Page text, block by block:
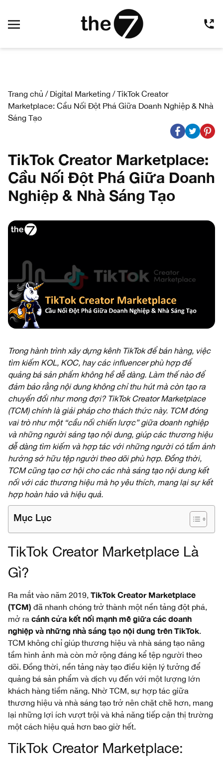
Trang chủ / Digital Marketing /TikTok Creator
Marketplace: Cầu Nối Đột Phá Giữa Doanh Nghiệp & Nhà
Sáng Tạo
TikTok Creator Marketplace:
Cầu Nối Đột Phá Giữa Doanh
Nghiệp & Nhà Sáng Tạo
Trong hành trình xây dựng kênh TikTok để bán hàng, việc
tìm kiếm KOL, KOC, hay các influencer phù hợp để
quảng bá sản phẩm không hề dễ dàng. Làm thế nào để
đảm bảo rằng nội dung không chỉ thu hút mà còn tạo ra
chuyển đổi như mong đợi? TikTok Creator Marketplace
(TCM) chính là giải pháp cho thách thức này. TCM đóng
vai trò như một “cầu nối chiến lược” giữa doanh nghiệp
và những người sáng tạo nội dung, giúp các thương hiệu
dễ dàng tìm kiếm và hợp tác với những người có tầm ảnh
hưởng sở hữu tệp người theo dõi phù hợp. Đồng thời,
TCM cũng tạo cơ hội cho các nhà sáng tạo nội dung kết
nối với các thương hiệu mà họ yêu thích, mang lại sự kết
hợp hoàn hảo và hiệu quả.
Mục Lục
TikTok Creator Marketplace Là
Gì?
Ra mắt vào năm 2019, TikTok Creator Marketplace
(TCM) đã nhanh chóng trở thành một nền tảng đột phá,
mở ra cánh cửa kết nối mạnh mẽ giữa các doanh
nghiệp và những nhà sáng tạo nội dung trên TikTok.
TCM không chỉ giúp thương hiệu và nhà sáng tạo nâng
tầm hình ảnh mà còn mở rộng đáng kể tệp người theo
dõi. Đồng thời, nền tảng này tạo điều kiện lý tưởng để
quảng bá sản phẩm và dịch vụ đến với một lượng lớn
khách hàng tiềm năng. Nhờ TCM, sự hợp tác giữa
thương hiệu và nhà sáng tạo trở nên chặt chẽ hơn, mang
lại những lợi ích vượt trội và khả năng tiếp cận thị trường
một cách hiệu quả hơn bao giờ hết.
TikTok Creator Marketplace: